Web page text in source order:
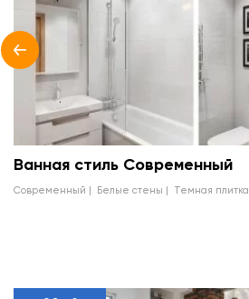
Ванная стиль Современный
современный белые стены темная плитка